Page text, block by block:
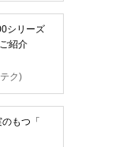
シリーズ
紹介
ク)
もつ「